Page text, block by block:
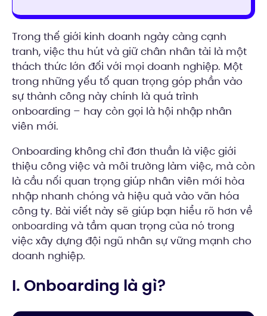
Trong thế giới kinh doanh ngày càng cạnh
tranh, việc thu hút và giữ chân nhân tài là một
thách thức lớn đối với mọi doanh nghiệp. Một
trong những yếu tố quan trọng góp phần vào
sự thành công này chính là quá trình
onboarding – hay còn gọi là hội nhập nhân
viên mới.
Onboarding không chỉ đơn thuần là việc giới
thiệu công việc và môi trường làm việc, mà còn
là cầu nối quan trọng giúp nhân viên mới hòa
nhập nhanh chóng và hiệu quả vào văn hóa
công ty. Bài viết này sẽ giúp bạn hiểu rõ hơn về
onboarding và tầm quan trọng của nó trong
việc xây dựng đội ngũ nhân sự vững mạnh cho
doanh nghiệp.
I. Onboarding là gì?